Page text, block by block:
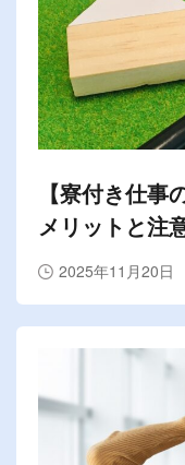
【寮付き仕
メリットと注
2025年11月20日